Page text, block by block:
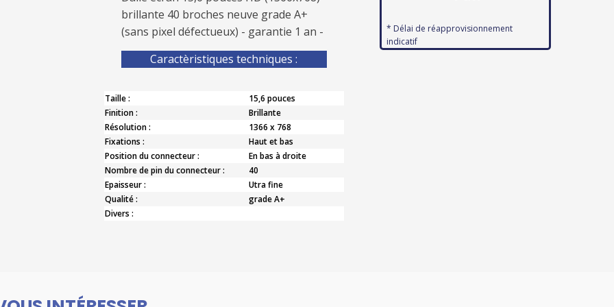
brillante 40 broches neuve grade A+
(sans pixel défectueux) - garantie 1 an -
Caractèristiques techniques :
Taille :
15,6 pouces
Finition :
Brillante
Résolution :
1366 x 768
Fixations :
Haut et bas
Position du connecteur :
En bas à droite
Nombre de pin du connecteur :
40
Epaisseur :
Utra fine
Qualité :
grade A+
Divers :
* Délai de réapprovisionnement
indicatif